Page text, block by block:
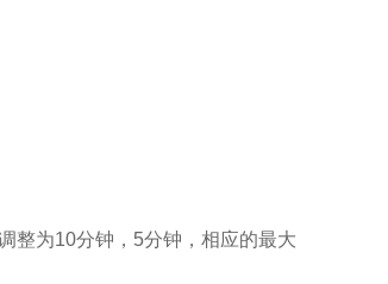
整为10分钟，5分钟，相应的最大